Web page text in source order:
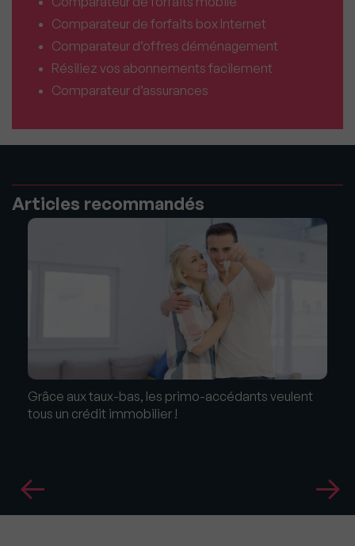
Comparateur de forfaits box Internet
Comparateur d’offres déménagement
Résiliez vos abonnements facilement
Comparateur d’assurances
Articles recommandés
Grâce aux taux-bas, les primo-accédants veulent
tous un crédit immobilier !